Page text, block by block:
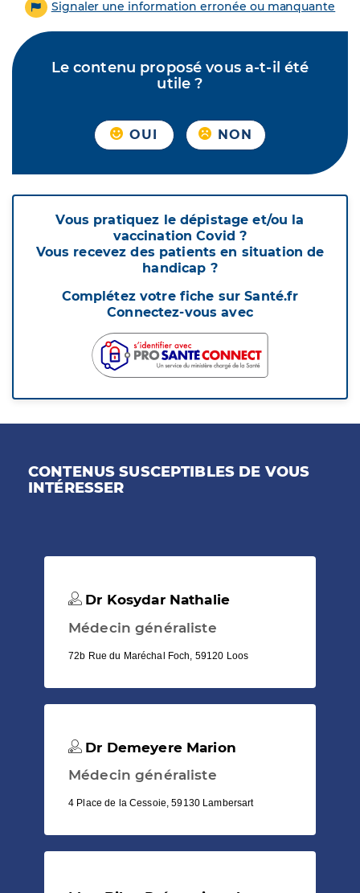
Signaler une information erronée ou manquante
Le contenu proposé vous a-t-il été
utile ?
OUI NON
Vous pratiquez le dépistage et/ou la
vaccination Covid ?
Vous recevez des patients en situation de
handicap ?
Complétez votre fiche sur Santé.fr
Connectez-vous avec
CONTENUS SUSCEPTIBLES DE VOUS
INTÉRESSER
Dr Kosydar Nathalie
Médecin généraliste
72b Rue du Maréchal Foch, 59120 Loos
Dr Demeyere Marion
Médecin généraliste
4 Place de la Cessoie, 59130 Lambersart